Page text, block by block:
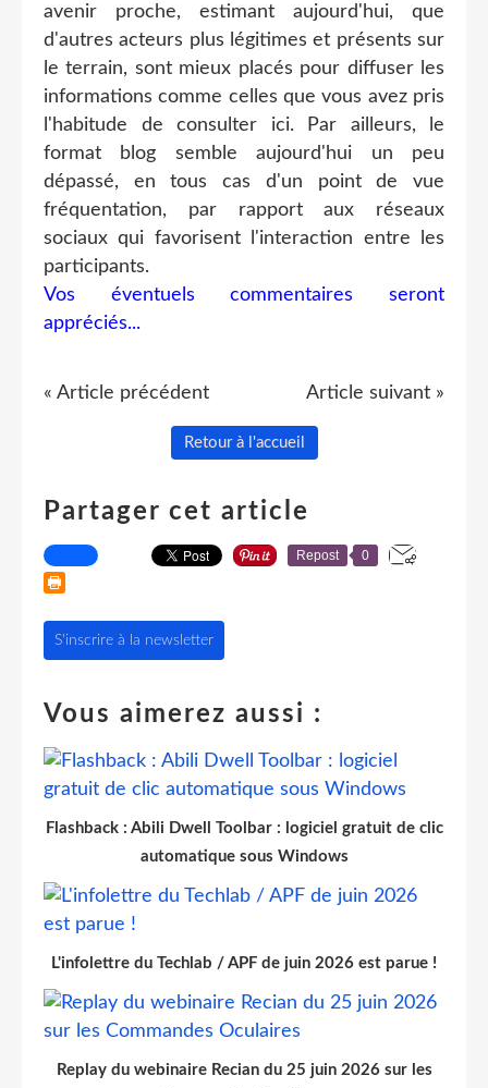
avenir proche, estimant aujourd'hui, que
d'autres acteurs plus légitimes et présents sur
le terrain, sont mieux placés pour diffuser les
informations comme celles que vous avez pris
l'habitude de consulter ici. Par ailleurs, le
format blog semble aujourd'hui un peu
dépassé, en tous cas d'un point de vue
fréquentation, par rapport aux réseaux
sociaux qui favorisent l'interaction entre les
participants.
Vos éventuels commentaires seront
appréciés...
« Article précédent Article suivant »
Retour à l'accueil
Partager cet article
Repost 0
S'inscrire à la newsletter
Vous aimerez aussi :
Flashback : Abili Dwell Toolbar : logiciel gratuit de clic
automatique sous Windows
L'infolettre du Techlab / APF de juin 2026 est parue !
Replay du webinaire Recian du 25 juin 2026 sur les